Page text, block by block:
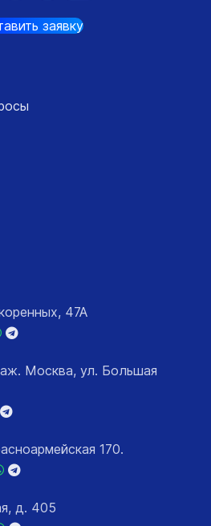
заявку
47А
Москва, ул. Большая
170.
д. 405